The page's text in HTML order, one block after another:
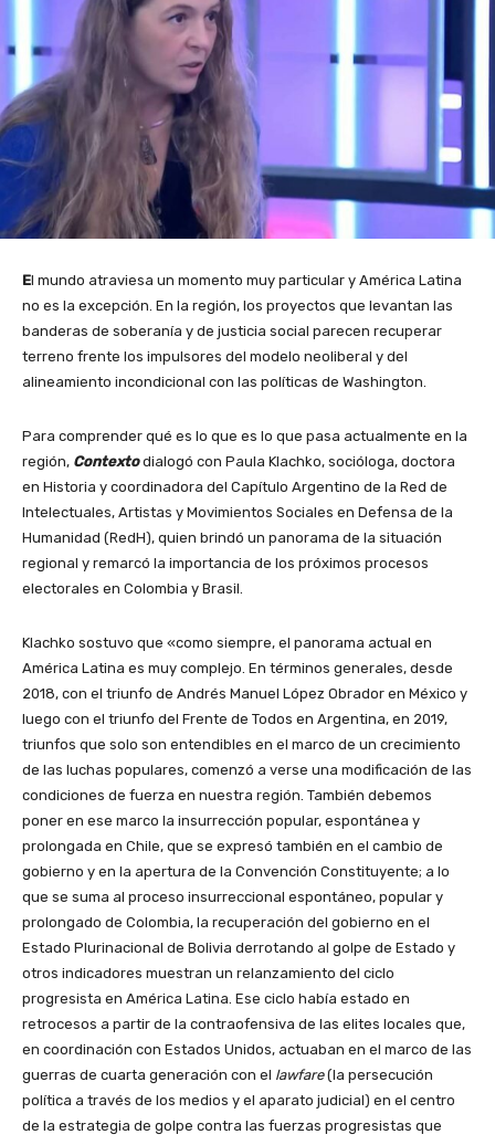
El mundo atraviesa un momento muy particular y América Latina
no es la excepción. En la región, los proyectos que levantan las
banderas de soberanía y de justicia social parecen recuperar
terreno frente los impulsores del modelo neoliberal y del
alineamiento incondicional con las políticas de Washington.
Para comprender qué es lo que es lo que pasa actualmente en la
región, Contextodialogó con Paula Klachko, socióloga, doctora
en Historia y coordinadora del Capítulo Argentino de la Red de
Intelectuales, Artistas y Movimientos Sociales en Defensa de la
Humanidad (RedH), quien brindó un panorama de la situación
regional y remarcó la importancia de los próximos procesos
electorales en Colombia y Brasil.
Klachko sostuvo que «como siempre, el panorama actual en
América Latina es muy complejo. En términos generales, desde
2018, con el triunfo de Andrés Manuel López Obrador en México y
luego con el triunfo del Frente de Todos en Argentina, en 2019,
triunfos que solo son entendibles en el marco de un crecimiento
de las luchas populares, comenzó a verse una modificación de las
condiciones de fuerza en nuestra región. También debemos
poner en ese marco la insurrección popular, espontánea y
prolongada en Chile, que se expresó también en el cambio de
gobierno y en la apertura de la Convención Constituyente; a lo
que se suma al proceso insurreccional espontáneo, popular y
prolongado de Colombia, la recuperación del gobierno en el
Estado Plurinacional de Bolivia derrotando al golpe de Estado y
otros indicadores muestran un relanzamiento del ciclo
progresista en América Latina. Ese ciclo había estado en
retrocesos a partir de la contraofensiva de las elites locales que,
en coordinación con Estados Unidos, actuaban en el marco de las
guerras de cuarta generación con el lawfare(la persecución
política a través de los medios y el aparato judicial) en el centro
de la estrategia de golpe contra las fuerzas progresistas que